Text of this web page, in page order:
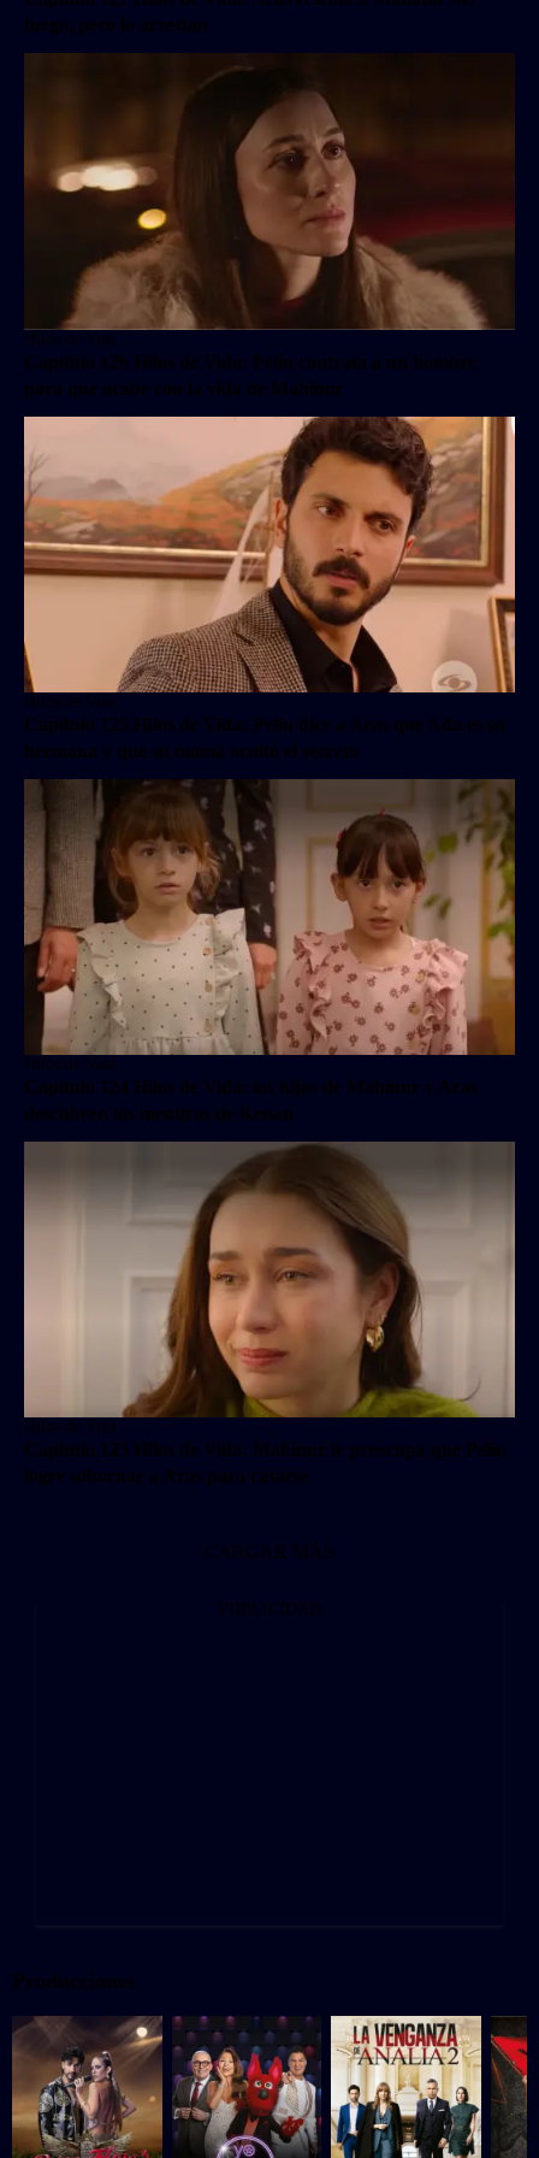
fuego, pero lo arrestan
Hilos de Vida
Capítulo 126 Hilos de Vida: Pelin contrata a un hombre
para que acabe con la vida de Mahinur
Hilos de Vida
Capítulo 125 Hilos de Vida: Pelín dice a Aras que Ada es su
hermana y que su mamá ocultó el secreto
Hilos de Vida
Capítulo 124 Hilos de Vida: las hijas de Mahinur y Aras
descubren las mentiras de Kenan
Hilos de Vida
Capítulo 123 Hilos de Vida: Mahinur le preocupa que Pelin
logre sobornar a Aras para casarse
CARGAR MÁS
PUBLICIDAD
Producciones